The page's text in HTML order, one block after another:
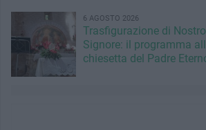
6 AGOSTO 2026
Trasfigurazione di Nostro
Signore: il programma
chiesetta del Padre